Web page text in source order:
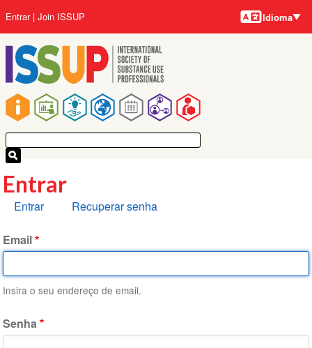
para
o
conteúdo
principal
Navegação
principal
Menu
da
conta
do
usuário
Entrar Join ISSUP Idiomas
Idioma
Entrar
Abas
Entrar Recuperar senha
Email
Insira o seu endereço de email.
Senha